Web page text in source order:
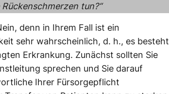
tun?“
denn in Ihrem Fall ist ein
sehr wahrscheinlich, d. h., es besteht
Erkrankung. Zunächst sollten Sie
sprechen und Sie darauf
Ihrer Fürsorgepflicht